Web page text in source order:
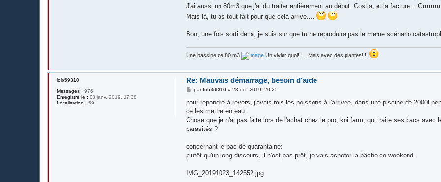
J'ai aussi un 80m3 que j'ai du traiter entièrement au début: Costia, et la
Mais là, tu as tout fait pour que cela arrive....
Bon, une fois sorti de là, je suis sur que tu ne reproduira pas le meme scénario
Une bassine de 80 m3 Un vivier quoi!!.....Mais avec des plantes!!!!
lolo59310
Messages : 976
Enregistré le : 03 janv. 2019, 17:38
Localisation : 59
Re: Mauvais démarrage, besoin d'aide
M
s
a
g
parlolo59310 »23 oct. 2019, 20:25
pour répondre à revers, j'avais mis les poissons à l'arrivée, dans une piscine de 2000l
de les mettre en eau.
Chose que je n'ai pas faite lors de l'achat chez le pro, koi farm, qui traite ses bacs avec
parasités ?
concernant le bac de quarantaine:
plutôt qu'un long discours, il n'est pas prêt, je vais acheter la bâche ce weekend.
IMG_20191023_142552.jpg